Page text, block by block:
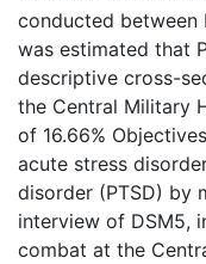
conducted between
was estimated that
descriptive cross-
the Central Military
of 16.66%
acute stress
disorder (PTSD) by
interview of DSM5,
combat at the